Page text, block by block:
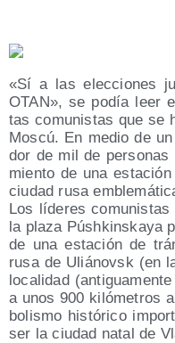
«Sí a las elec­cio­nes
OTAN», se podía leer
tas comu­nis­tas que se
Mos­cú. En medio de
dor de mil de
mien­to de una
ciu­dad rusa
Los líde­res
la pla­za Púsh­kins­ka­ya
de una esta­ción de
rusa de Uliá­novsk (en
loca­li­dad
a unos 900 kiló­me­tros
bo­lis­mo his­tó­ri­co
ser la ciu­dad natal de